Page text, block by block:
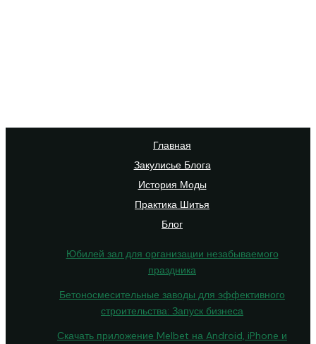
Главная
Закулисье Блога
История Моды
Практика Шитья
Блог
Юбилей зал для организации незабываемого
праздника
Бетоносмесительные заводы для эффективного
строительства: Запуск бизнеса
Скачать приложение Melbet на Android, iPhone и